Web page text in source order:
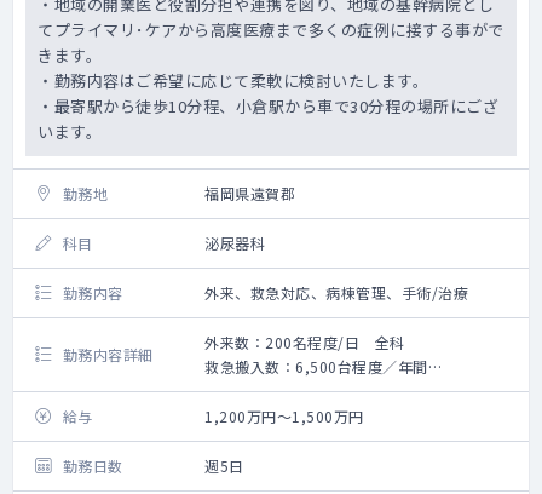
てプライマリ･ケアから高度医療まで多くの症例に接する事がで
きます。
・勤務内容はご希望に応じて柔軟に検討いたします。
・最寄駅から徒歩10分程、小倉駅から車で30分程の場所にござ
います。
勤務地 福岡県遠賀郡
科目 泌尿器科
勤務内容 外来、救急対応、病棟管理、手術/治療
勤務内容詳細
外来数：200名程度/日 全科
救急搬入数：6,500台程度／年間
外来、救急対応、病棟管理、手術/治療
給与
1,200万円～1,500万円
勤務日数 週5日